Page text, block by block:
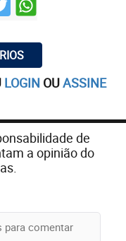
LOGIN OUASSINE
de
a opinião do